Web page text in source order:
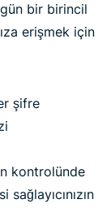
bir birincil
erişmek için
şifre
kontrolünde